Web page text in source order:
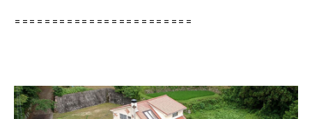
========================